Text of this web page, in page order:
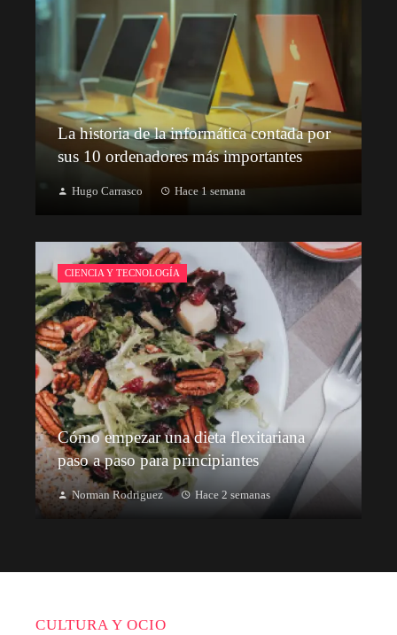
La historia de la informática contada por
sus 10 ordenadores más importantes
Hugo Carrasco Hace 1 semana
CIENCIA Y TECNOLOGÍA
Cómo empezar una dieta flexitariana
paso a paso para principiantes
Norman Rodriguez Hace 2 semanas
CULTURA Y OCIO